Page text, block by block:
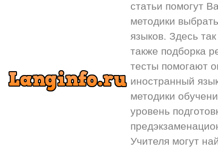
статьи помогут
методики
языков. Здесь
также подборка
тесты помогают
иностранный
методики
уровень
Учителя могут